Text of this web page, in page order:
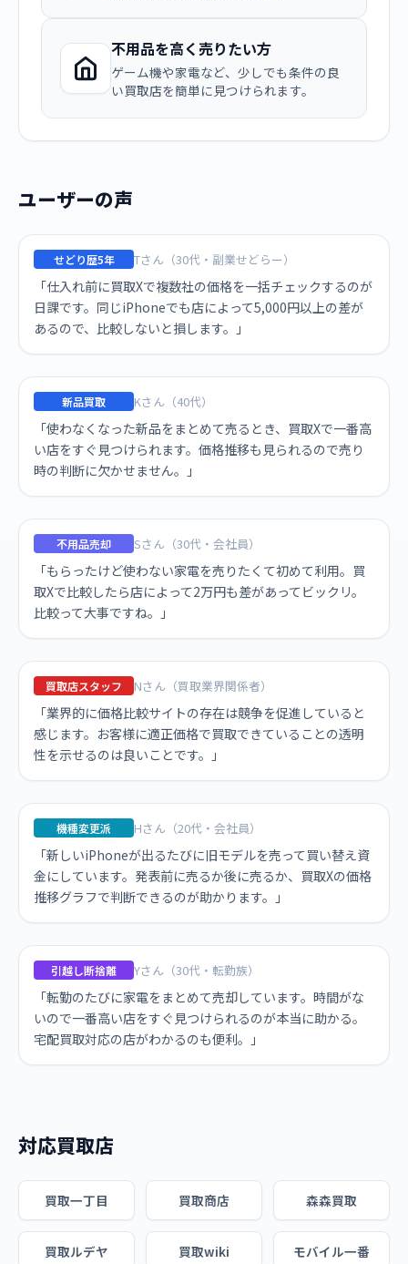
不用品を高く売りたい方
ゲーム機や家電など、少しでも条件の良
い買取店を簡単に見つけられます。
ユーザーの声
せどり歴5年 Tさん（30代・副業せどらー）
「仕入れ前に買取Xで複数社の価格を一括チェックするのが
日課です。同じiPhoneでも店によって5,000円以上の差が
あるので、比較しないと損します。」
新品買取 Kさん（40代）
「使わなくなった新品をまとめて売るとき、買取Xで一番高
い店をすぐ見つけられます。価格推移も見られるので売り
時の判断に欠かせません。」
不用品売却 Sさん（30代・会社員）
「もらったけど使わない家電を売りたくて初めて利用。買
取Xで比較したら店によって2万円も差があってビックリ。
比較って大事ですね。」
買取店スタッフ Nさん（買取業界関係者）
「業界的に価格比較サイトの存在は競争を促進していると
感じます。お客様に適正価格で買取できていることの透明
性を示せるのは良いことです。」
機種変更派 Hさん（20代・会社員）
「新しいiPhoneが出るたびに旧モデルを売って買い替え資
金にしています。発表前に売るか後に売るか、買取Xの価格
推移グラフで判断できるのが助かります。」
引越し断捨離 Yさん（30代・転勤族）
「転勤のたびに家電をまとめて売却しています。時間がな
いので一番高い店をすぐ見つけられるのが本当に助かる。
宅配買取対応の店がわかるのも便利。」
対応買取店
買取一丁目 買取商店 森森買取
買取ルデヤ 買取wiki モバイル一番